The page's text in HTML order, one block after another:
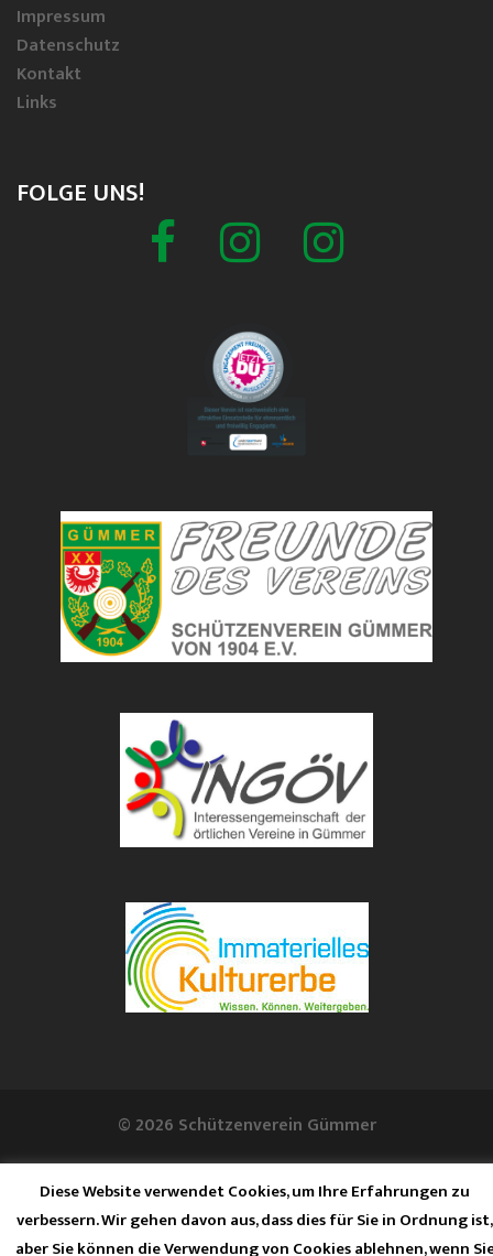
Impressum
Datenschutz
Kontakt
Links
FOLGE UNS!
FacebookSchützenvereinSpielmannszug
© 2026 Schützenverein Gümmer
Diese Website verwendet Cookies, um Ihre Erfahrungen zu
verbessern. Wir gehen davon aus, dass dies für Sie in Ordnung ist,
aber Sie können die Verwendung von Cookies ablehnen, wenn